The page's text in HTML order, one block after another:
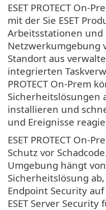
ESET PROTECT On-
mit der Sie ESET
Arbeitsstationen
Netzwerkumgebung
Standort aus
integrierten
PROTECT On-Prem
Sicherheitslösungen
installieren und
und Ereignisse
ESET PROTECT On-
Schutz vor
Umgebung hängt von
Sicherheitslösung ab,
Endpoint Security
ESET Server